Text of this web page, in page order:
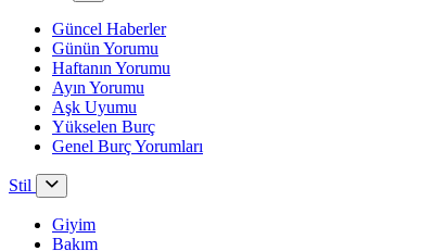
Güncel Haberler
Günün Yorumu
Haftanın Yorumu
Ayın Yorumu
Aşk Uyumu
Yükselen Burç
Genel Burç Yorumları
Stil
Giyim
Bakım